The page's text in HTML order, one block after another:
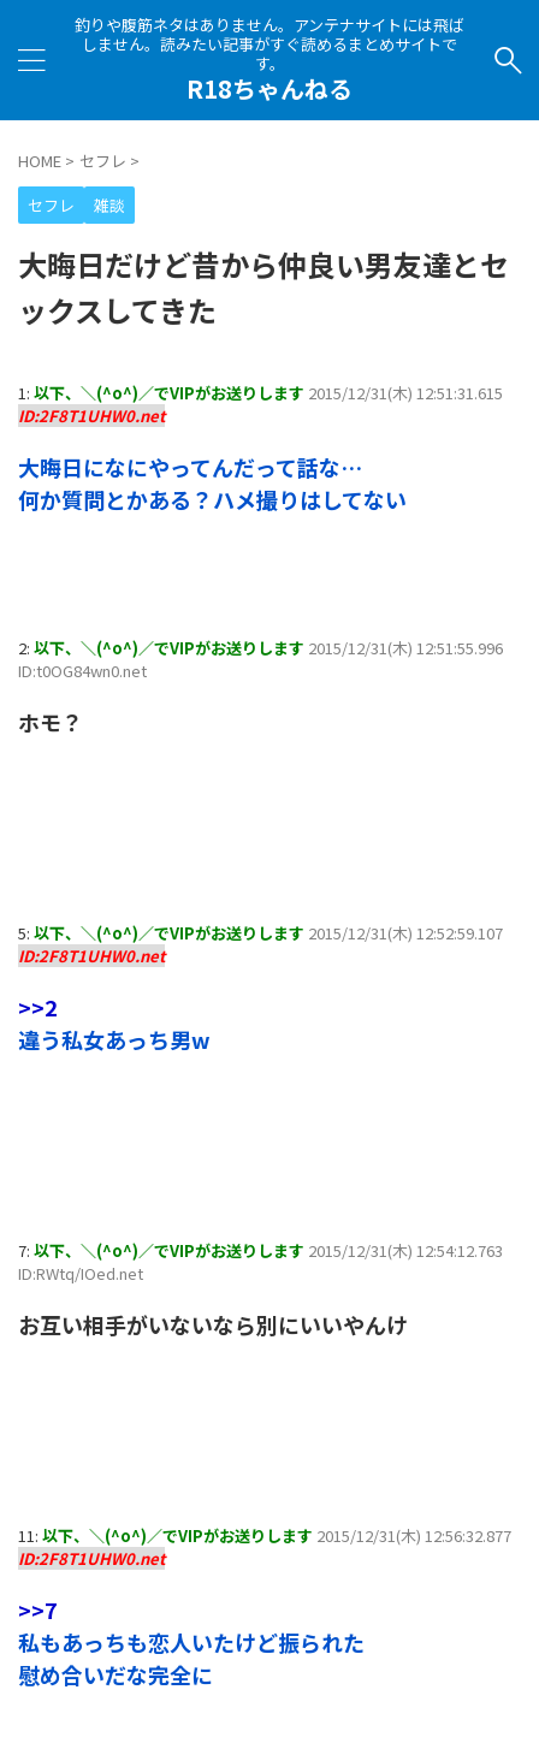
釣りや腹筋ネタはありません。アンテナサイトには飛ば
しません。読みたい記事がすぐ読めるまとめサイトで
す。
R18ちゃんねる
HOME > セフレ >
セフレ
雑談
大晦日だけど昔から仲良い男友達とセ
ックスしてきた
1: 以下、＼(^o^)／でVIPがお送りします 2015/12/31(木) 12:51:31.615
ID:2F8T1UHW0.net
大晦日になにやってんだって話な…
何か質問とかある？ハメ撮りはしてない
2: 以下、＼(^o^)／でVIPがお送りします 2015/12/31(木) 12:51:55.996
ID:t0OG84wn0.net
ホモ？
5: 以下、＼(^o^)／でVIPがお送りします 2015/12/31(木) 12:52:59.107
ID:2F8T1UHW0.net
>>2
違う私女あっち男w
7: 以下、＼(^o^)／でVIPがお送りします 2015/12/31(木) 12:54:12.763
ID:RWtq/IOed.net
お互い相手がいないなら別にいいやんけ
11: 以下、＼(^o^)／でVIPがお送りします 2015/12/31(木) 12:56:32.877
ID:2F8T1UHW0.net
>>7
私もあっちも恋人いたけど振られた
慰め合いだな完全に